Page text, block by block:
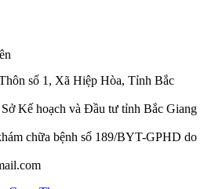
số 1, Xã Hiệp Hòa, Tỉnh Bắc
Kế hoạch và Đầu tư tỉnh Bắc Giang
chữa bệnh số 189/BYT-GPHD do